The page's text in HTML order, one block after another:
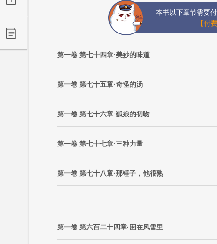
本书以下章节需要
【付
第一卷 第七十四章·美妙的味道
第一卷 第七十五章·奇怪的汤
第一卷 第七十六章·狐娘的初吻
第一卷 第七十七章·三种力量
第一卷 第七十八章·那锤子，他很熟
第一卷 第六百二十四章·困在风雪里